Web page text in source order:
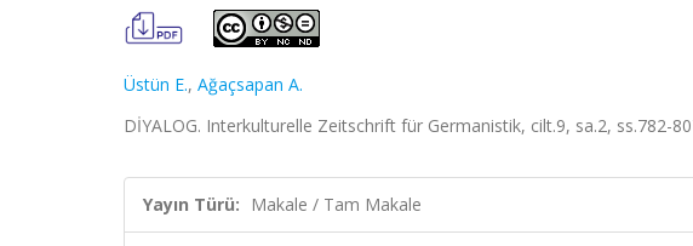
Üstün E., Ağaçsapan A.
DİYALOG. Interkulturelle Zeitschrift für Germanistik, cilt.9, sa.2, ss.782-
Yayın Türü: Makale / Tam Makale